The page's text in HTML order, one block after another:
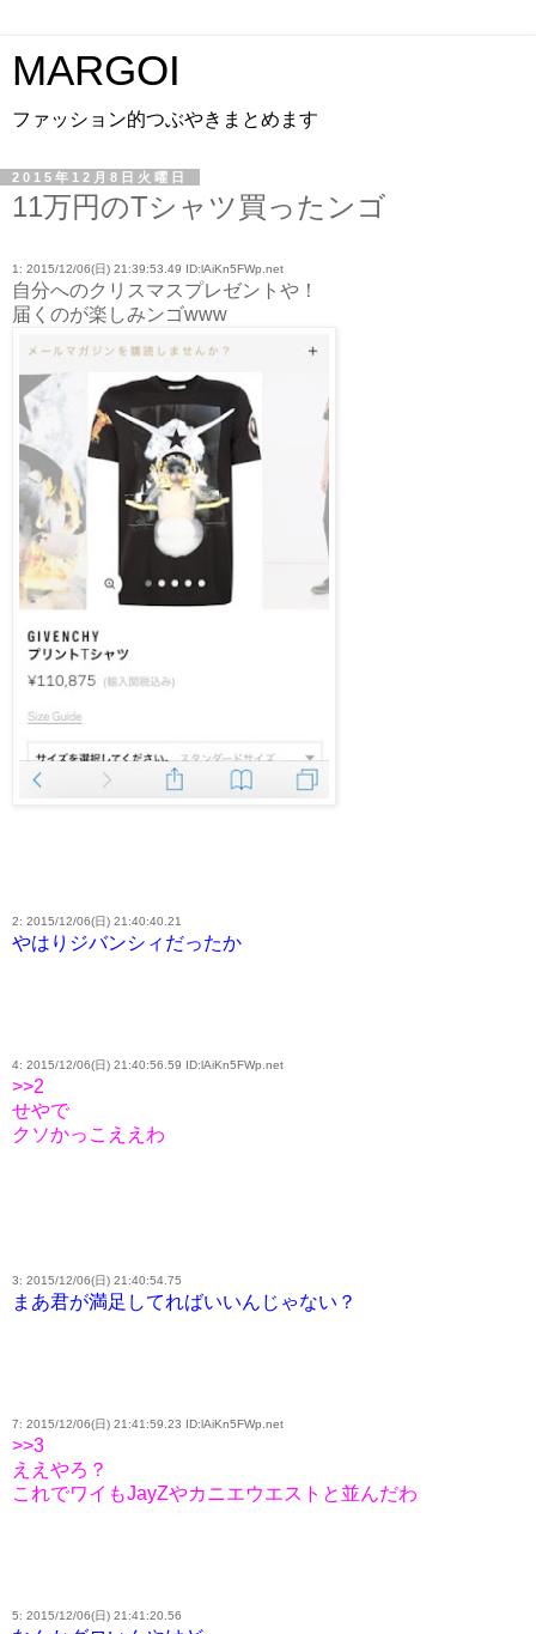
MARGOI
ファッション的つぶやきまとめます
2015年12月8日火曜日
11万円のTシャツ買ったンゴ
1: 2015/12/06(日) 21:39:53.49 ID:lAiKn5FWp.net
自分へのクリスマスプレゼントや！
届くのが楽しみンゴwww
2: 2015/12/06(日) 21:40:40.21
やはりジバンシィだったか
4: 2015/12/06(日) 21:40:56.59 ID:lAiKn5FWp.net
>>2
せやで
クソかっこええわ
3: 2015/12/06(日) 21:40:54.75
まあ君が満足してればいいんじゃない？
7: 2015/12/06(日) 21:41:59.23 ID:lAiKn5FWp.net
>>3
ええやろ？
これでワイもJayZやカニエウエストと並んだわ
5: 2015/12/06(日) 21:41:20.56